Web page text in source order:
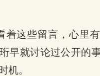
着这些留言，心里
早就讨论过公开的
机。